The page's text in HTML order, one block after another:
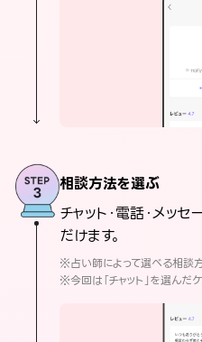
相談方法を選ぶ
チャット・電話・メッ
だけます。
※占い師によって選べる相談
※今回は「チャット」を選んだ